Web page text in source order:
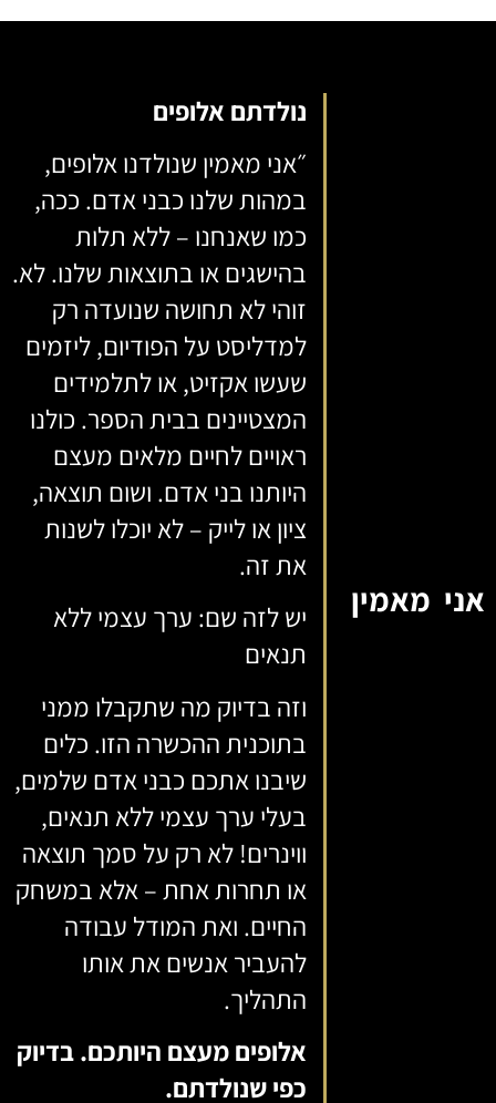
אני מאמין
נולדתם אלופים
״אני מאמין שנולדנו אלופים,
במהות שלנו כבני אדם. ככה,
כמו שאנחנו – ללא תלות
בהישגים או בתוצאות שלנו. לא.
זוהי לא תחושה שנועדה רק
למדליסט על הפודיום, ליזמים
שעשו אקזיט, או לתלמידים
המצטיינים בבית הספר. כולנו
ראויים לחיים מלאים מעצם
היותנו בני אדם. ושום תוצאה,
ציון או לייק – לא יוכלו לשנות
את זה.
יש לזה שם: ערך עצמי ללא
תנאים
וזה בדיוק מה שתקבלו ממני
בתוכנית ההכשרה הזו. כלים
שיבנו אתכם כבני אדם שלמים,
בעלי ערך עצמי ללא תנאים,
ווינרים! לא רק על סמך תוצאה
או תחרות אחת – אלא במשחק
החיים. ואת המודל עבודה
להעביר אנשים את אותו
התהליך.
אלופים מעצם היותכם. בדיוק
כפי שנולדתם.